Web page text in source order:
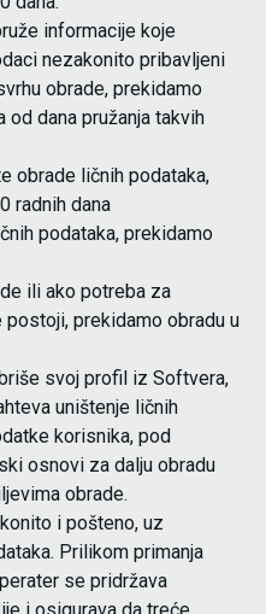
informacije koje
nezakonito pribavljeni
obrade, prekidamo
od dana pružanja takvih
obrade ličnih podataka,
radnih dana
podataka, prekidamo
ili ako potreba za
prekidamo obradu u
svoj profil iz Softvera,
uništenje ličnih
korisnika, pod
osnovi za dalju obradu
obrade.
i pošteno, uz
Prilikom primanja
se pridržava
i osigurava da treće